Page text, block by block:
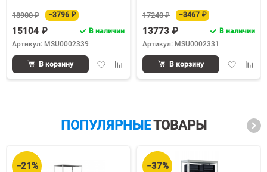
18900 ₽ −3796 ₽
15104 ₽
В наличии
Артикул: MSU0002339
ДобавитьДобавить
В корзину
17240 ₽ −3467 ₽
13773 ₽
В наличии
Артикул: MSU0002331
Добавить
В корзину
ПОПУЛЯРНЫЕТОВАРЫ
−21% −37%